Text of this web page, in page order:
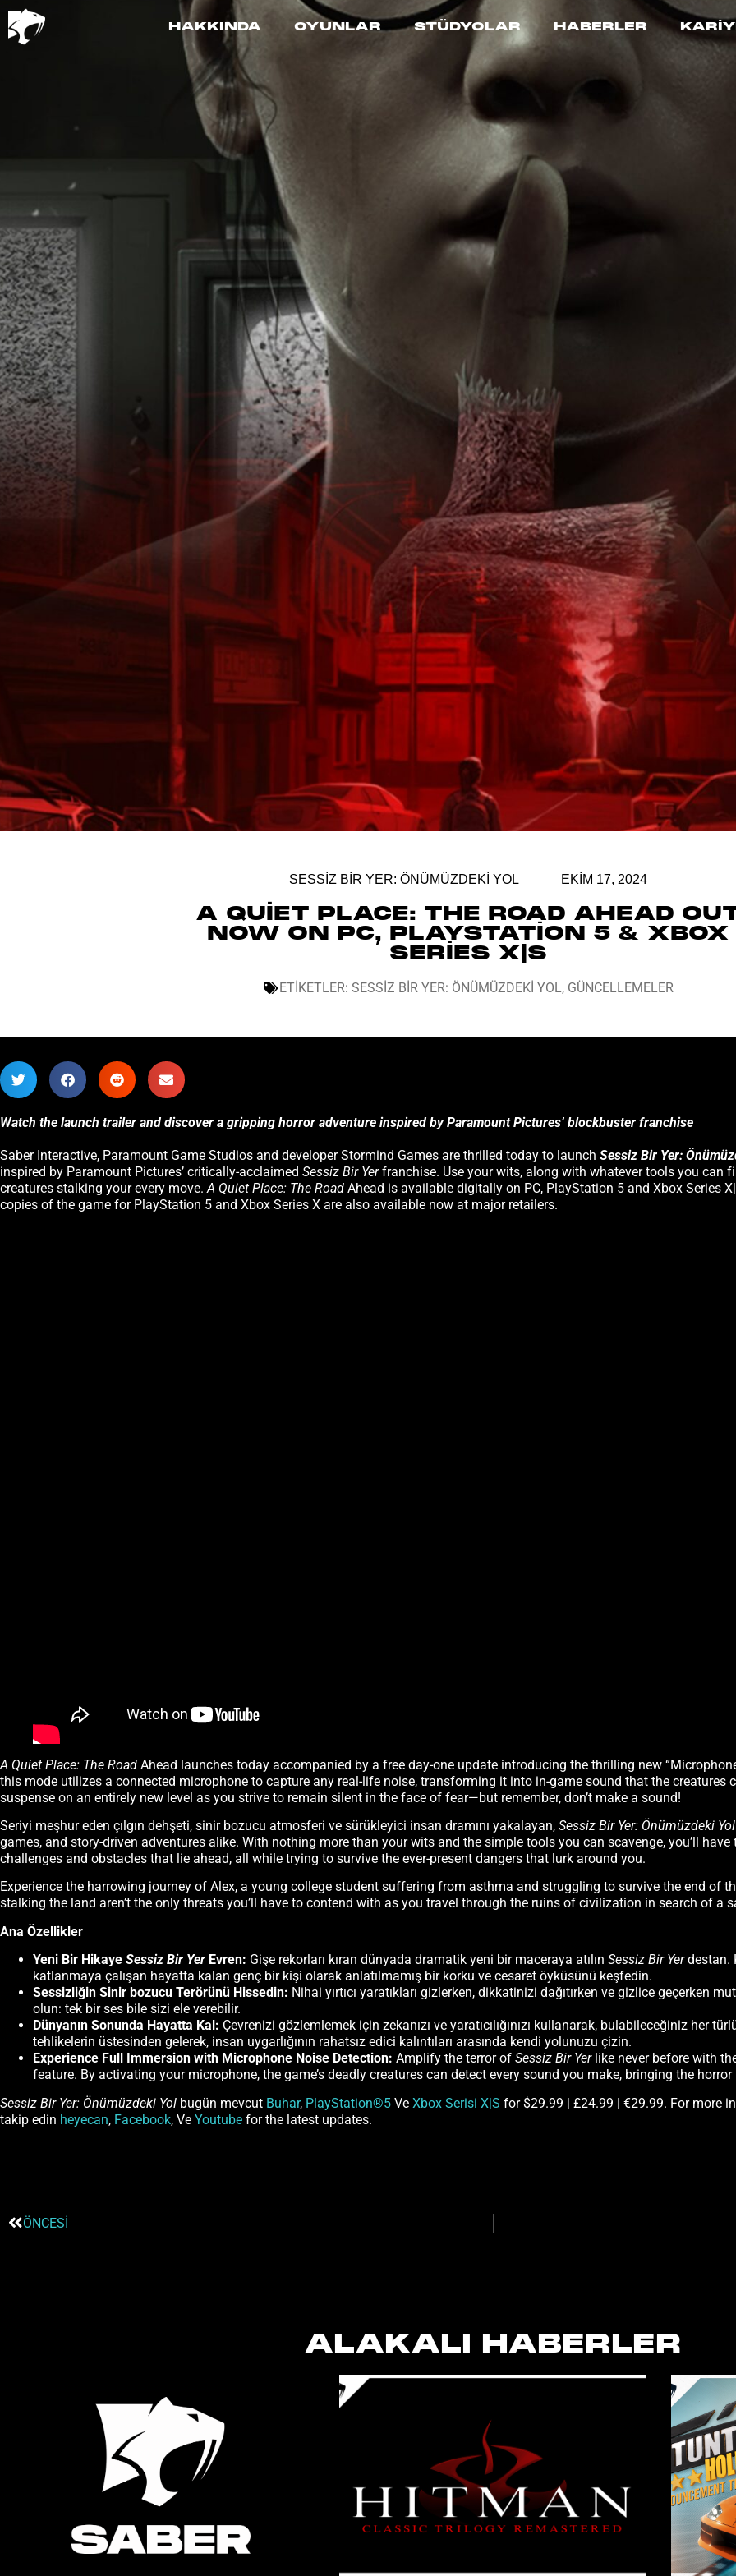
HAKKINDA OYUNLAR STÜDYOLAR HABERLER
SESSIZ BIR YER: ÖNÜMÜZDEKI YOL EKIM 17, 2024
A QUIET PLACE: THE ROAD AHEAD
NOW ON PC, PLAYSTATION 5 & XBOX
SERIES X|S
ETIKETLER: SESSIZ BIR YER: ÖNÜMÜZDEKI YOL, GÜNCELLEMELER
Watch the launch trailer and discover a gripping horror adventure inspired by Paramount Pictures’ blockbuster franchise
Saber Interactive, Paramount Game Studios and developer Stormind Games are thrilled today to launch Sessiz Bir Yer:
inspired by Paramount Pictures’ critically-acclaimed Sessiz Bir Yerfranchise. Use your wits, along with whatever tools you can
creatures stalking your every move. A Quiet Place: The Road Ahead is available digitally on PC, PlayStation 5 and Xbox Series
copies of the game for PlayStation 5 and Xbox Series X are also available now at major retailers.
A Quiet Place: The Road Ahead launches today accompanied by a free day-one update introducing the thrilling new
this mode utilizes a connected microphone to capture any real-life noise, transforming it into in-game sound that the creatures
suspense on an entirely new level as you strive to remain silent in the face of fear—but remember, don’t make a sound!
Seriyi meşhur eden çılgın dehşeti, sinir bozucu atmosferi ve sürükleyici insan dramını yakalayan, Sessiz Bir Yer: Önümüzdeki
games, and story-driven adventures alike. With nothing more than your wits and the simple tools you can scavenge, you’ll
challenges and obstacles that lie ahead, all while trying to survive the ever-present dangers that lurk around you.
Experience the harrowing journey of Alex, a young college student suffering from asthma and struggling to survive the end of
stalking the land aren’t the only threats you’ll have to contend with as you travel through the ruins of civilization in search of a
Ana Özellikler
Yeni Bir Hikaye Sessiz Bir Yer Evren: Gişe rekorları kıran dünyada dramatik yeni bir maceraya atılın Sessiz Bir Yerdestan.
katlanmaya çalışan hayatta kalan genç bir kişi olarak anlatılmamış bir korku ve cesaret öyküsünü keşfedin.
Sessizliğin Sinir bozucu Terörünü Hissedin: Nihai yırtıcı yaratıkları gizlerken, dikkatinizi dağıtırken ve gizlice geçerken
olun: tek bir ses bile sizi ele verebilir.
Dünyanın Sonunda Hayatta Kal: Çevrenizi gözlemlemek için zekanızı ve yaratıcılığınızı kullanarak, bulabileceğiniz her
tehlikelerin üstesinden gelerek, insan uygarlığının rahatsız edici kalıntıları arasında kendi yolunuzu çizin.
Experience Full Immersion with Microphone Noise Detection: Amplify the terror of Sessiz Bir Yerlike never before with
feature. By activating your microphone, the game’s deadly creatures can detect every sound you make, bringing the
Sessiz Bir Yer: Önümüzdeki Yol bugün mevcut Buhar, PlayStation®5 Ve Xbox Serisi X|S for $29.99 | £24.99 | €29.99. For more
takip edin heyecan, Facebook, Ve Youtube for the latest updates.
ÖNCESI
ALAKALI HABERLER